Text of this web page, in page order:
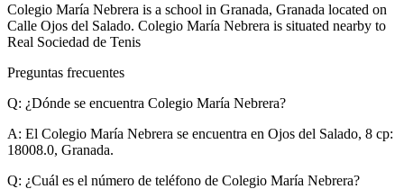
Colegio María Nebrera is a school in Granada, Granada located on
Calle Ojos del Salado. Colegio María Nebrera is situated nearby to
Real Sociedad de Tenis
Preguntas frecuentes
Q: ¿Dónde se encuentra Colegio María Nebrera?
A: El Colegio María Nebrera se encuentra en Ojos del Salado, 8 cp:
18008.0, Granada.
Q: ¿Cuál es el número de teléfono de Colegio María Nebrera?